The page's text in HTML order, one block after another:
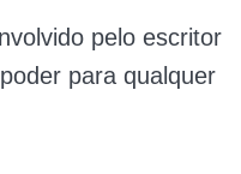
pelo escritor
para qualquer